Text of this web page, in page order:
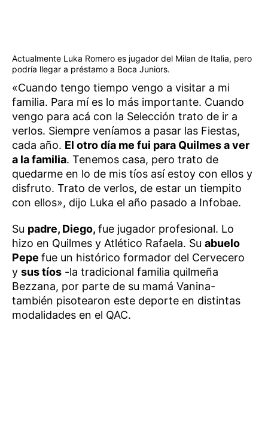
Actualmente Luka Romero es jugador del Milan de Italia, pero
podría llegar a préstamo a Boca Juniors.
«Cuando tengo tiempo vengo a visitar a mi
familia. Para mí es lo más importante. Cuando
vengo para acá con la Selección trato de ir a
verlos. Siempre veníamos a pasar las Fiestas,
cada año. El otro día me fui para Quilmes a ver
a la familia. Tenemos casa, pero trato de
quedarme en lo de mis tíos así estoy con ellos y
disfruto. Trato de verlos, de estar un tiempito
con ellos», dijo Luka el año pasado a Infobae.
Su padre, Diego, fue jugador profesional. Lo
hizo en Quilmes y Atlético Rafaela. Su abuelo
Pepe fue un histórico formador del Cervecero
y sus tíos -la tradicional familia quilmeña
Bezzana, por parte de su mamá Vanina-
también pisotearon este deporte en distintas
modalidades en el QAC.